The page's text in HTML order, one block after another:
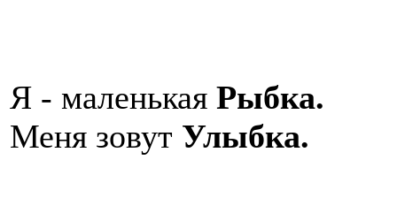
Я - маленькая Рыбка.
Меня зовут Улыбка.